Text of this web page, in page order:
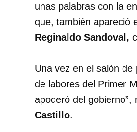
unas palabras con la
que, también apareció
Reginaldo Sandoval,
Una vez en el salón
de labores del Primer
apoderó del gobierno”,
Castillo.